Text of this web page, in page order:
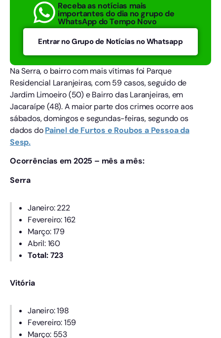
Receba as notícias mais
importantes do dia no grupo de
WhatsApp do Tempo Novo
Entrar no Grupo de Notícias no Whatsapp
Na Serra, o bairro com mais vítimas foi Parque
Residencial Laranjeiras, com 59 casos, seguido de
Jardim Limoeiro (50) e Bairro das Laranjeiras, em
Jacaraípe (48). A maior parte dos crimes ocorre aos
sábados, domingos e segundas-feiras, segundo os
dados doPainel de Furtos e Roubos a Pessoa da
Sesp.
Ocorrências em 2025 – mês a mês:
Serra
Janeiro: 222
Fevereiro: 162
Março: 179
Abril: 160
Total: 723
Vitória
Janeiro: 198
Fevereiro: 159
Março: 553